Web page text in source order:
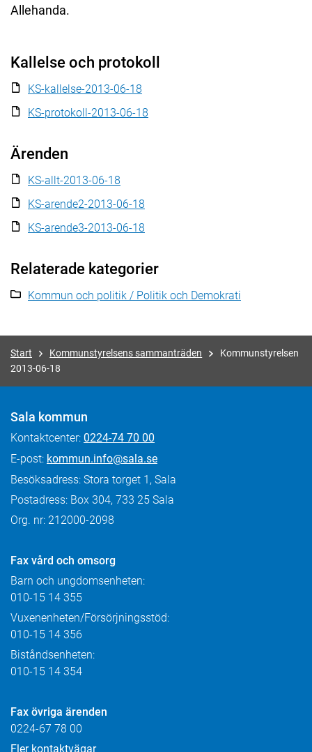
Allehanda.
Kallelse och protokoll
KS-kallelse-2013-06-18
KS-protokoll-2013-06-18
Ärenden
KS-allt-2013-06-18
KS-arende2-2013-06-18
KS-arende3-2013-06-18
Relaterade kategorier
Kommun och politik / Politik och Demokrati
Start Kommunstyrelsens sammanträden
Kommunstyrelsen
2013-06-18
Sala kommun
Kontaktcenter: 0224-74 70 00
E-post: kommun.info@sala.se
Besöksadress: Stora torget 1, Sala
Postadress: Box 304, 733 25 Sala
Org. nr: 212000-2098
Fax vård och omsorg
Barn och ungdomsenheten:
010-15 14 355
Vuxenenheten/Försörjningsstöd:
010-15 14 356
Biståndsenheten:
010-15 14 354
Fax övriga ärenden
0224-67 78 00
Fler kontaktvägar